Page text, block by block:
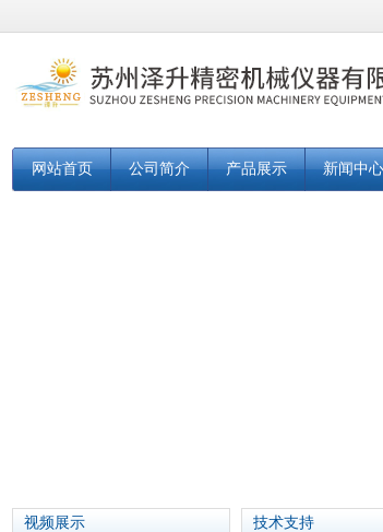
网站首页 公司简介 产品展示 新闻中心
视频展示 技术支持